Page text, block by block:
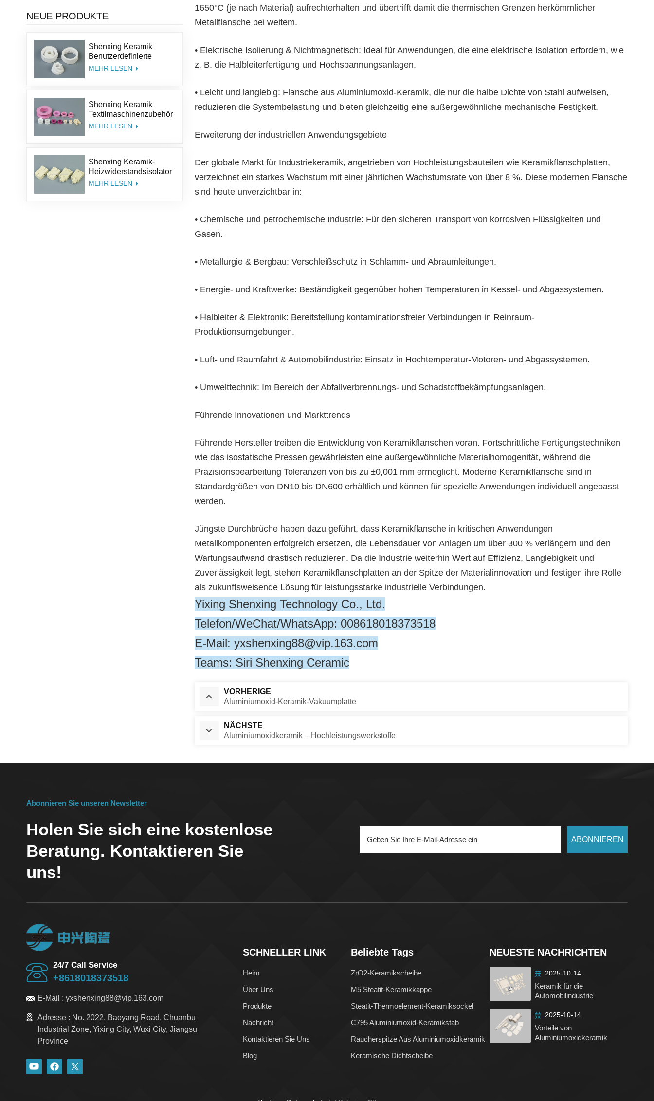
NEUE PRODUKTE
Shenxing Keramik
Benutzerdefinierte
Größe Struktur Salz Kit
Grate
MEHR LESEN
Shenxing Keramik
Textilmaschinenzubehör
95% Keramikteil
MEHR LESEN
Shenxing Keramik-
Heizwiderstandsisolator
Thermoelement Keramik
MEHR LESEN
1650°C (je nach Material) aufrechterhalten und übertrifft damit die thermischen Grenzen herkömmlicher
Metallflansche bei weitem.
• Elektrische Isolierung & Nichtmagnetisch: Ideal für Anwendungen, die eine elektrische Isolation erfordern, wie
z. B. die Halbleiterfertigung und Hochspannungsanlagen.
• Leicht und langlebig: Flansche aus Aluminiumoxid-Keramik, die nur die halbe Dichte von Stahl aufweisen,
reduzieren die Systembelastung und bieten gleichzeitig eine außergewöhnliche mechanische Festigkeit.
Erweiterung der industriellen Anwendungsgebiete
Der globale Markt für Industriekeramik, angetrieben von Hochleistungsbauteilen wie Keramikflanschplatten,
verzeichnet ein starkes Wachstum mit einer jährlichen Wachstumsrate von über 8 %. Diese modernen Flansche
sind heute unverzichtbar in:
• Chemische und petrochemische Industrie: Für den sicheren Transport von korrosiven Flüssigkeiten und
Gasen.
• Metallurgie & Bergbau: Verschleißschutz in Schlamm- und Abraumleitungen.
• Energie- und Kraftwerke: Beständigkeit gegenüber hohen Temperaturen in Kessel- und Abgassystemen.
• Halbleiter & Elektronik: Bereitstellung kontaminationsfreier Verbindungen in Reinraum-
Produktionsumgebungen.
• Luft- und Raumfahrt & Automobilindustrie: Einsatz in Hochtemperatur-Motoren- und Abgassystemen.
• Umwelttechnik: Im Bereich der Abfallverbrennungs- und Schadstoffbekämpfungsanlagen.
Führende Innovationen und Markttrends
Führende Hersteller treiben die Entwicklung von Keramikflanschen voran. Fortschrittliche Fertigungstechniken
wie das isostatische Pressen gewährleisten eine außergewöhnliche Materialhomogenität, während die
Präzisionsbearbeitung Toleranzen von bis zu ±0,001 mm ermöglicht. Moderne Keramikflansche sind in
Standardgrößen von DN10 bis DN600 erhältlich und können für spezielle Anwendungen individuell angepasst
werden.
Jüngste Durchbrüche haben dazu geführt, dass Keramikflansche in kritischen Anwendungen
Metallkomponenten erfolgreich ersetzen, die Lebensdauer von Anlagen um über 300 % verlängern und den
Wartungsaufwand drastisch reduzieren. Da die Industrie weiterhin Wert auf Effizienz, Langlebigkeit und
Zuverlässigkeit legt, stehen Keramikflanschplatten an der Spitze der Materialinnovation und festigen ihre Rolle
als zukunftsweisende Lösung für leistungsstarke industrielle Verbindungen.
Yixing Shenxing Technology Co., Ltd.
Telefon/WeChat/WhatsApp: 008618018373518
E-Mail: yxshenxing88@vip.163.com
Teams: Siri Shenxing Ceramic
VORHERIGE
Aluminiumoxid-Keramik-Vakuumplatte
NÄCHSTE
Aluminiumoxidkeramik – Hochleistungswerkstoffe
Abonnieren Sie unseren Newsletter
Holen Sie sich eine kostenlose
Beratung. Kontaktieren Sie
uns!
ABONNIEREN
24/7 Call Service
+8618018373518
E-Mail :yxshenxing88@vip.163.com
Adresse : No. 2022, Baoyang Road, Chuanbu
Industrial Zone, Yixing City, Wuxi City, Jiangsu
Province
SCHNELLER LINK
Heim
Über Uns
Produkte
Nachricht
Kontaktieren Sie Uns
Blog
Beliebte Tags
ZrO2-Keramikscheibe
M5 Steatit-Keramikkappe
Steatit-Thermoelement-Keramiksockel
C795 Aluminiumoxid-Keramikstab
Raucherspitze Aus Aluminiumoxidkeramik
Keramische Dichtscheibe
NEUESTE NACHRICHTEN
2025-10-14
Keramik für die
Automobilindustrie
2025-10-14
Vorteile von
Aluminiumoxidkeramik